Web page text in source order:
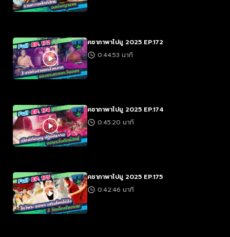
คชาภาพาไปมู 2025 EP.172
0:44:53 นาที
คชาภาพาไปมู 2025 EP.174
0:45:20 นาที
คชาภาพาไปมู 2025 EP.175
0:42:46 นาที